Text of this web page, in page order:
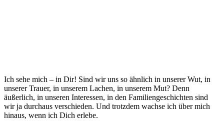
Ich sehe mich – in Dir! Sind wir uns so ähnlich in unserer Wut, in
unserer Trauer, in unserem Lachen, in unserem Mut? Denn
äußerlich, in unseren Interessen, in den Familiengeschichten sind
wir ja durchaus verschieden. Und trotzdem wachse ich über mich
hinaus, wenn ich Dich erlebe.